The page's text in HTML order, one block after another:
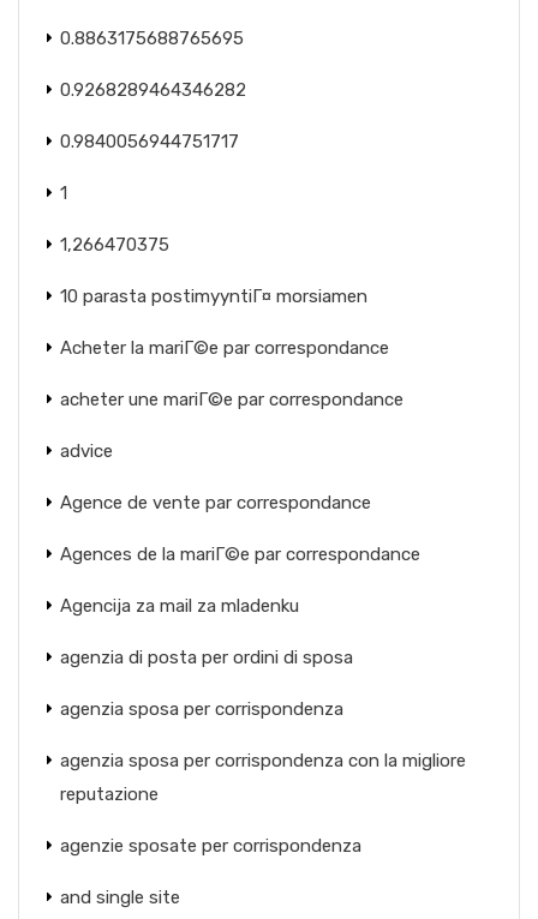
0.8863175688765695
0.9268289464346282
0.9840056944751717
1
1,266470375
10 parasta postimyyntiГ¤ morsiamen
Acheter la mariГ©e par correspondance
acheter une mariГ©e par correspondance
advice
Agence de vente par correspondance
Agences de la mariГ©e par correspondance
Agencija za mail za mladenku
agenzia di posta per ordini di sposa
agenzia sposa per corrispondenza
agenzia sposa per corrispondenza con la migliore
reputazione
agenzie sposate per corrispondenza
and single site